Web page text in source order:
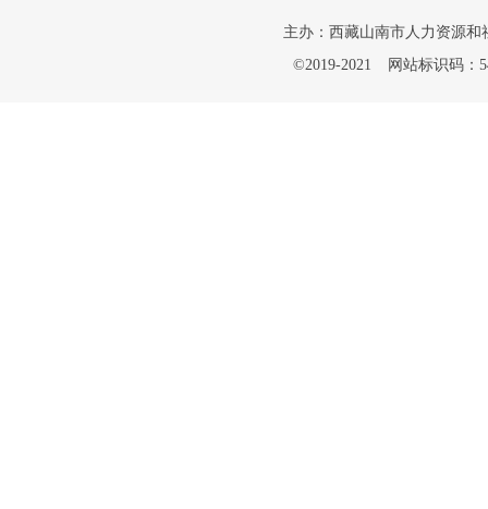
主办：西藏山南市人力资源和
©2019-2021
网站标识码：